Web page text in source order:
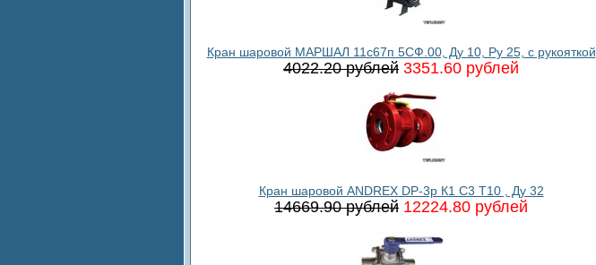
Кран шаровой МАРШАЛ 11с67п 5СФ.00, Ду 10, Ру 25, с рукояткой
4022.20 рублей 3351.60 рублей
Кран шаровой ANDREX DP-3p К1 C3 T10 , Ду 32
14669.90 рублей 12224.80 рублей